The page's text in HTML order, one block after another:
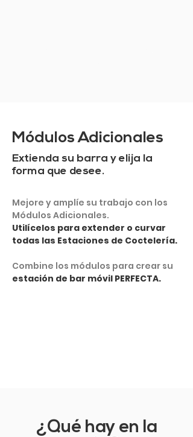
Módulos Adicionales
Extienda su barra y elija la
forma que desee.
Mejore y amplíe su trabajo con los
Módulos Adicionales.
Utilícelos para extender o curvar
todas las Estaciones de Coctelería.
Combine los módulos para crear su
estación de bar móvil PERFECTA.
¿Qué hay en la